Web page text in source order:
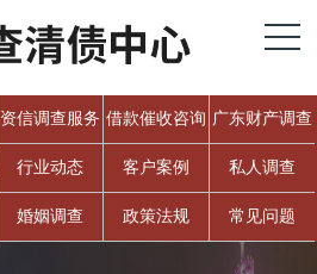
资信调查服务 借款催收咨询 广东财产调查
行业动态 客户案例 私人调查
婚姻调查 政策法规 常见问题